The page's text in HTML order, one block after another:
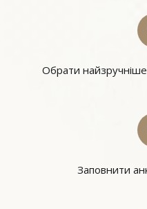
Обрати
Заповнити